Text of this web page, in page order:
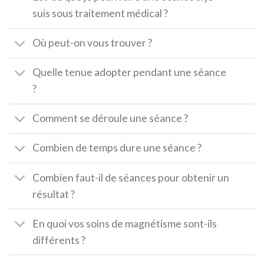
suis sous traitement médical ?
Où peut-on vous trouver ?
Quelle tenue adopter pendant une séance
?
Comment se déroule une séance ?
Combien de temps dure une séance ?
Combien faut-il de séances pour obtenir un
résultat ?
En quoi vos soins de magnétisme sont-ils
différents ?